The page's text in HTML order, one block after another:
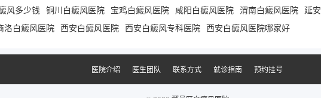
风多少钱 铜川白癜风医院 宝鸡白癜风医院 咸阳白癜风医院 渭南白癜风医院 延
洛白癜风医院 西安白癜风医院 西安白癜风专科医院 西安白癜风医院哪家好
医院介绍 医生团队 联系方式 就诊指南 预约挂号